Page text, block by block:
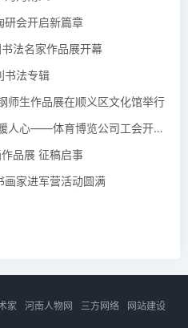
研会开启新篇章
法名家作品展开幕
书法专辑
生作品展在顺义区文化馆举行
笔墨凝香迎新春 工会送福暖人心——体育博览公司工会开展“迎新春 春联”活动
品展 征稿启事
画家进军营活动圆满
家 河南人物网 三方网络
网站建设